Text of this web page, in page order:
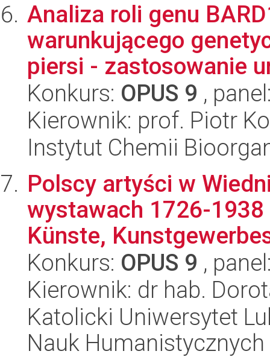
Analiza roli genu
warunkującego
piersi - zastosowanie
Konkurs: OPUS 9 ,
Kierownik: prof. Piotr
Instytut Chemii
Polscy artyści w
wystawach 1726-
Künste,
Konkurs: OPUS 9 ,
Kierownik: dr hab.
Katolicki Uniwersytet
Nauk Humanistycznych